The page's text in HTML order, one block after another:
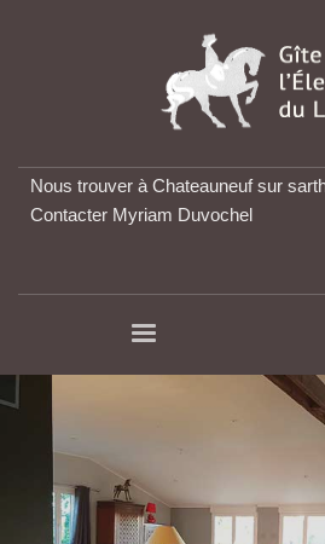
Nous trouver à Chateauneuf sur
Contacter Myriam Duvochel